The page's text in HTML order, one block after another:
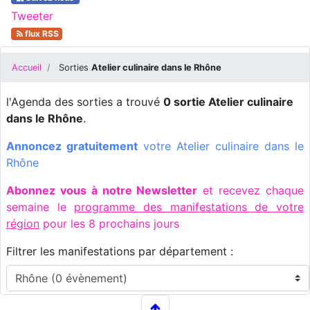
Tweeter
flux RSS
Accueil Sorties Atelier culinaire dans le Rhône
l'Agenda des sorties a trouvé 0 sortie Atelier culinaire
dans le Rhône.
Annoncez gratuitement votre Atelier culinaire dans le
Rhône
Abonnez vous à notre Newsletter et recevez chaque
semaine le programme des manifestations de votre
région pour les 8 prochains jours
Filtrer les manifestations par département :